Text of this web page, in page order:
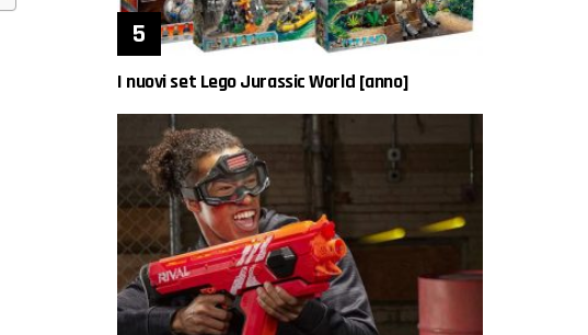
I nuovi set Lego Jurassic World [anno]